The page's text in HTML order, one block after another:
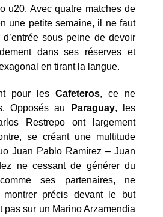
u20. Avec quatre matches de
une petite semaine, il ne faut
sous peine de devoir
dans ses réserves et
en tirant la langue.
pour les Cafeteros, ce ne
Opposés au
Paraguay, les
Restrepo ont largement
se créant une multitude
Juan Pablo Ramírez – Juan
ne cessant de générer du
ses partenaires, ne
précis devant le but
pas sur un Marino Arzamendia